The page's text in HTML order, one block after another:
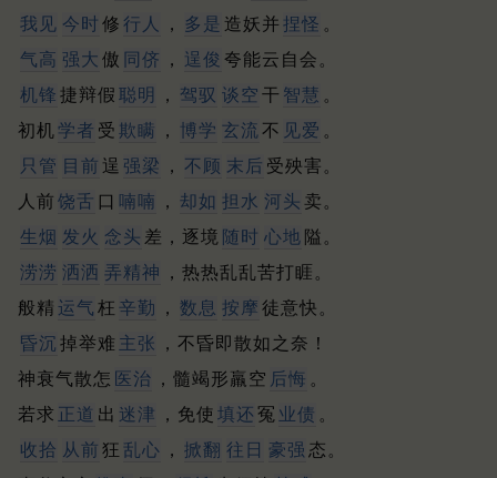
我见 今时 修 行人 ， 多是 造妖并 捏怪 。
气高 强大 傲 同侪 ， 逞俊 夸能云自会。
机锋 捷辩假 聪明 ， 驾驭 谈空 干 智慧 。
初机学者 受 欺瞒 ， 博学 玄流 不 见爱 。
只管 目前 逞 强梁 ， 不顾 末后 受殃害。
人前 饶舌 口 喃喃 ， 却如 担水 河头 卖。
生烟 发火 念头 差，逐境 随时 心地 隘。
涝涝 洒洒 弄精神
，热热乱乱苦打睚。
般精 运气 枉 辛勤 ， 数息 按摩 徒意快。
昏沉 掉举难 主张
，不昏即散如之奈！
神衰气散怎 医治 ，髓竭形羸空 后悔 。
若求 正道 出 迷津 ，免使 填还 冤 业债 。
收拾 从前 狂 乱心 ， 掀翻 往日 豪强 态。